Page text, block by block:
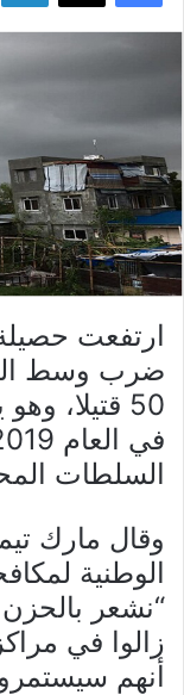
ارتفعت
ضرب وسط
50 قتيلا،
السلطات
وقال مارك
الوطنية
“نشعر
زالوا في
أنهم